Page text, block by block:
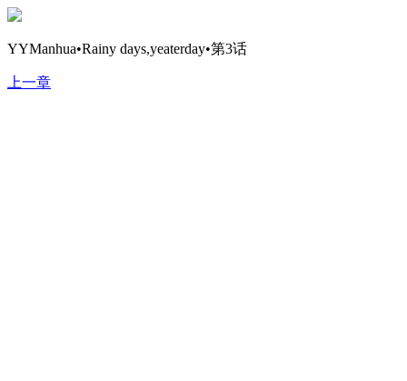
YYManhua•Rainy days,yeaterday•第3话
上一章